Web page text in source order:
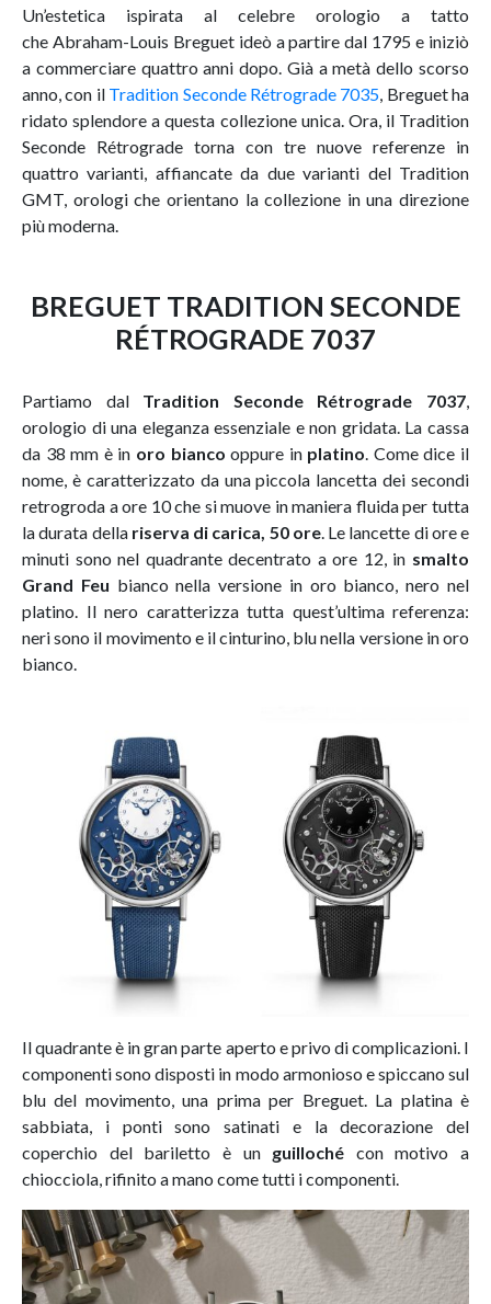
Un’estetica ispirata al celebre orologio a tatto
che Abraham-Louis Breguet ideò a partire dal 1795 e iniziò
a commerciare quattro anni dopo. Già a metà dello scorso
anno, con il Tradition Seconde Rétrograde 7035 , Breguet ha
ridato splendore a questa collezione unica. Ora, il Tradition
Seconde Rétrograde torna con tre nuove referenze in
quattro varianti, affiancate da due varianti del Tradition
GMT, orologi che orientano la collezione in una direzione
più moderna.
BREGUET TRADITION SECONDE
RÉTROGRADE 7037
Partiamo dal Tradition Seconde Rétrograde 7037
orologio di una eleganza essenziale e non gridata. La cassa
da 38 mm è in oro bianco oppure in platino . Come dice il
nome, è caratterizzato da una piccola lancetta dei secondi
retrogroda a ore 10 che si muove in maniera fluida per tutta
la durata della riserva di carica, 50 ore. Le lancette di ore e
minuti sono nel quadrante decentrato a ore 12, in smalto
Grand Feu bianco nella versione in oro bianco, nero nel
platino. Il nero caratterizza tutta quest’ultima referenza:
neri sono il movimento e il cinturino, blu nella versione in oro
bianco.
Il quadrante è in gran parte aperto e privo di complicazioni. I
componenti sono disposti in modo armonioso e spiccano sul
blu del movimento, una prima per Breguet. La platina è
sabbiata, i ponti sono satinati e la decorazione del
coperchio del bariletto è un guilloché con motivo a
chiocciola, rifinito a mano come tutti i componenti.